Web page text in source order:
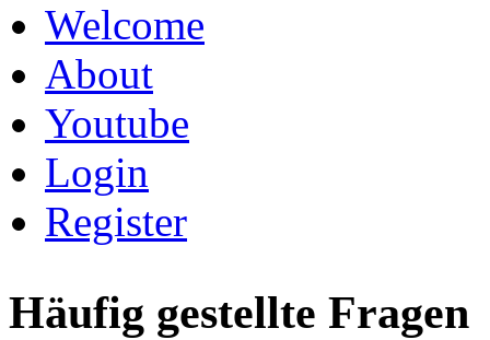
Welcome
About
Youtube
Login
Register
Häufig gestellte Fragen